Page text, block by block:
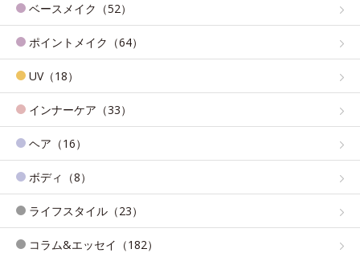
ベースメイク（52）
ポイントメイク（64）
UV（18）
インナーケア（33）
ヘア（16）
ボディ（8）
ライフスタイル（23）
コラム&エッセイ（182）